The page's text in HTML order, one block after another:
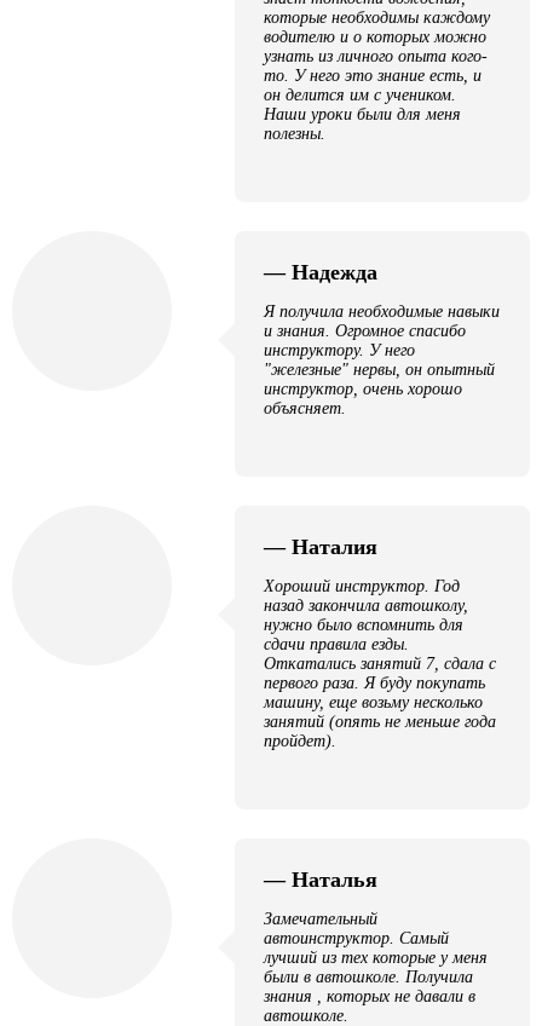
которые необходимы каждому
водителю и о которых можно
узнать из личного опыта кого-
то. У него это знание есть, и
он делится им с учеником.
Наши уроки были для меня
полезны.
— Надежда
Я получила необходимые навыки
и знания. Огромное спасибо
инструктору. У него
"железные" нервы, он опытный
инструктор, очень хорошо
объясняет.
— Наталия
Хороший инструктор. Год
назад закончила автошколу,
нужно было вспомнить для
сдачи правила езды.
Откатались занятий 7, сдала с
первого раза. Я буду покупать
машину, еще возьму несколько
занятий (опять не меньше года
пройдет).
— Наталья
Замечательный
автоинструктор. Самый
лучший из тех которые у меня
были в автошколе. Получила
знания , которых не давали в
автошколе.